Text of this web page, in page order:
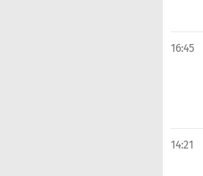
16:45
14:21